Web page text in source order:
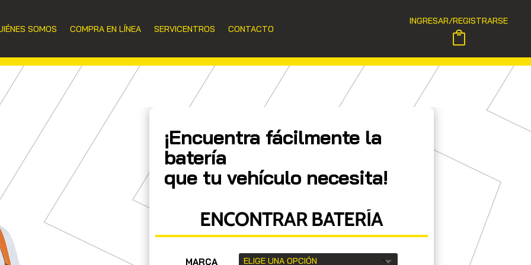
SOMOS COMPRA EN LÍNEA SERVICENTROS CONTACTO
INGRESAR/REGISTRARSE
¡Encuentra fácilmente la
batería
que tu vehículo necesita!
ENCONTRAR BATERÍA
MARCA